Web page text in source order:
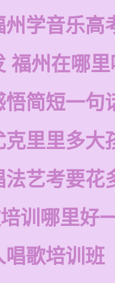
州学音乐高
福州在哪
悟简短一句
克里里多大
法艺考要花
训哪里好
唱歌培训班